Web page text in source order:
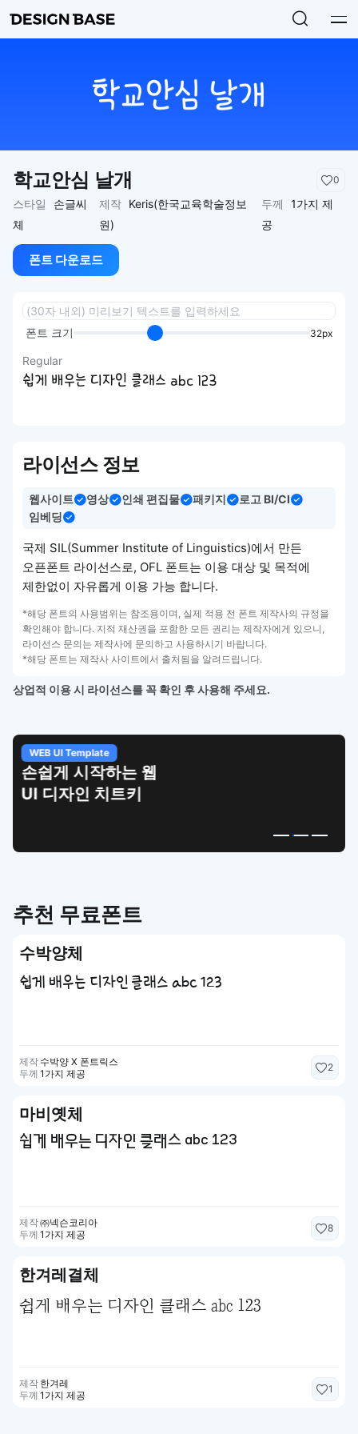
학교안심 날개 0
스타일
손글씨
체
제작 Keris(한국교육학술정보
원)
두께
1가지 제
공
폰트 다운로드
폰트 크기 32px
Regular
쉽게 배우는 디자인 클래스 abc 123
라이선스 정보
웹사이트 영상 인쇄 편집물 패키지
로고 BI/CI
임베딩
국제 SIL(Summer Institute of Linguistics)에서 만든
오픈폰트 라이선스로, OFL 폰트는 이용 대상 및 목적에
제한없이 자유롭게 이용 가능 합니다.
*해당 폰트의 사용범위는 참조용이며, 실제 적용 전 폰트 제작사의 규정을
확인해야 합니다. 지적 재산권을 포함한 모든 권리는 제작자에게 있으니,
라이선스 문의는 제작사에 문의하고 사용하시기 바랍니다.
*해당 폰트는 제작사 사이트에서 출처됨을 알려드립니다.
상업적 이용 시 라이선스를 꼭 확인 후 사용해 주세요.
WEB UI Template
손쉽게 시작하는 웹
UI 디자인 치트키
추천 무료폰트
수박양체
쉽게 배우는 디자인 클래스 abc 123
제작 수박양 X 폰트릭스
두께 1가지 제공
2
마비옛체
쉽게 배우는 디자인 클래스 abc 123
제작㈜넥슨코리아
두께 1가지 제공
8
한겨레결체
쉽게 배우는 디자인 클래스 abc 123
제작 한겨레
두께 1가지 제공
1